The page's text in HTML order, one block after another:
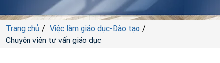
Trang chủ
Việc làm giáo dục-Đào tạo
Chuyên viên tư vấn giáo dục